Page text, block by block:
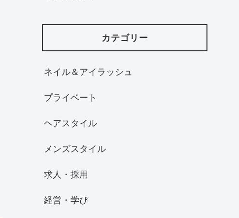
カテゴリー
ネイル＆アイラッシュ
プライベート
ヘアスタイル
メンズスタイル
求人・採用
経営・学び